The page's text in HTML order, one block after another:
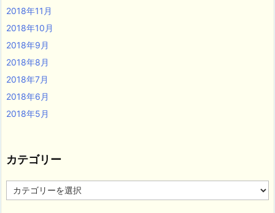
2018年11月
2018年10月
2018年9月
2018年8月
2018年7月
2018年6月
2018年5月
カテゴリー
カ
テ